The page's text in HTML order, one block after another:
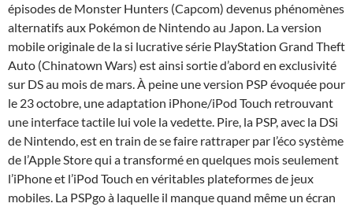
épisodes de Monster Hunters (Capcom) devenus phénomènes
alternatifs aux Pokémon de Nintendo au Japon. La version
mobile originale de la si lucrative série PlayStation Grand Theft
Auto (Chinatown Wars) est ainsi sortie d’abord en exclusivité
sur DS au mois de mars. À peine une version PSP évoquée pour
le 23 octobre, une adaptation iPhone/iPod Touch retrouvant
une interface tactile lui vole la vedette. Pire, la PSP, avec la DSi
de Nintendo, est en train de se faire rattraper par l’éco système
de l’Apple Store qui a transformé en quelques mois seulement
l’iPhone et l’iPod Touch en véritables plateformes de jeux
mobiles. La PSPgo à laquelle il manque quand même un écran